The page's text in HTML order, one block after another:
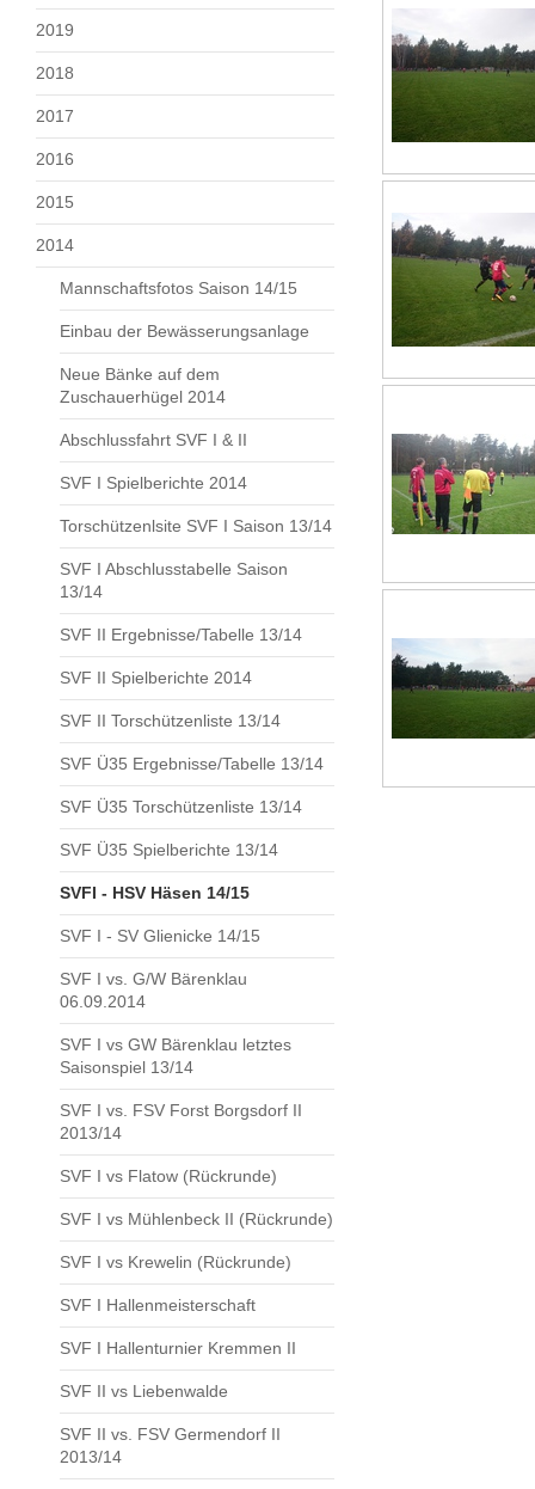
2019
2018
2017
2016
2015
2014
Mannschaftsfotos Saison 14/15
Einbau der Bewässerungsanlage
Neue Bänke auf dem
Zuschauerhügel 2014
Abschlussfahrt SVF I & II
SVF I Spielberichte 2014
Torschützenlsite SVF I Saison 13/14
SVF I Abschlusstabelle Saison
13/14
SVF II Ergebnisse/Tabelle 13/14
SVF II Spielberichte 2014
SVF II Torschützenliste 13/14
SVF Ü35 Ergebnisse/Tabelle 13/14
SVF Ü35 Torschützenliste 13/14
SVF Ü35 Spielberichte 13/14
SVFI - HSV Häsen 14/15
SVF I - SV Glienicke 14/15
SVF I vs. G/W Bärenklau
06.09.2014
SVF I vs GW Bärenklau letztes
Saisonspiel 13/14
SVF I vs. FSV Forst Borgsdorf II
2013/14
SVF I vs Flatow (Rückrunde)
SVF I vs Mühlenbeck II (Rückrunde)
SVF I vs Krewelin (Rückrunde)
SVF I Hallenmeisterschaft
SVF I Hallenturnier Kremmen II
SVF II vs Liebenwalde
SVF II vs. FSV Germendorf II
2013/14